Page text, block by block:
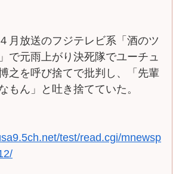
月放送のフジテレビ系「酒のツ
で元雨上がり決死隊でユーチュ
之を呼び捨てで批判し、「先輩
もん」と吐き捨てていた。
test/read.cgi/mnewsp